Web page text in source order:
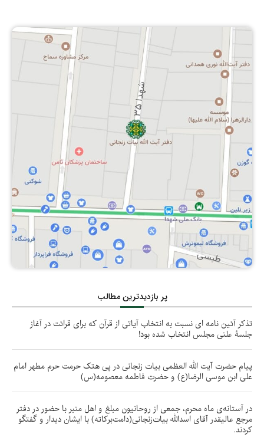
پر بازدیدترین مطالب
تذکر آئین نامه ای نسبت به انتخاب آیاتی از قرآن که برای قرائت در آغاز
جلسۀ علنی مجلس انتخاب شده بود!
پیام حضرت آیت الله العظمی بیات زنجانی در پی هتک حرمت حرم مطهر امام
علی ابن موسی الرضا(ع) و حضرت فاطمه معصومه(س)
در آستانه‌ی ماه محرم، جمعی از روحانیون مبلغ و اهل منبر با حضور در دفتر
مرجع عالیقدر آقای اسدالله بیات‌زنجانی(دامت‌برکاته) با ایشان دیدار و گفتگو
کردند.